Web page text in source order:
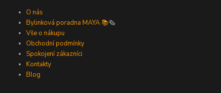
O nás
Bylinková poradna MAYA 📚🗞️
Vše o nákupu
Obchodní podmínky
Spokojení zákazníci
Kontakty
Blog